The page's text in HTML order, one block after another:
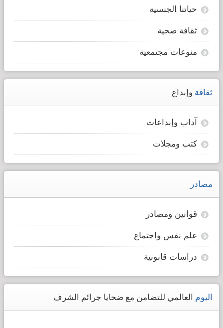
حياتنا الجنسية
ثقافة صحية
منوعات مجتمعية
ثقافة وإبداع
آداب وإبداعات
كتب ومجلات
مصادر
قوانين ومصادر
علم نفس واجتماع
دراسات قانونية
اليوم العالمي للتضامن مع ضحايا جرائم الشرف